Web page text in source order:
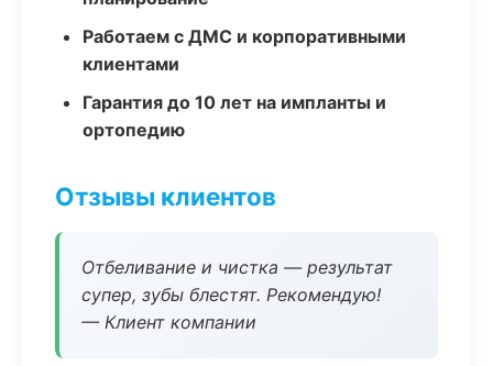
Работаем с ДМС и корпоративными
клиентами
Гарантия до 10 лет на импланты и
ортопедию
Отзывы клиентов
Отбеливание и чистка — результат
супер, зубы блестят. Рекомендую!
— Клиент компании